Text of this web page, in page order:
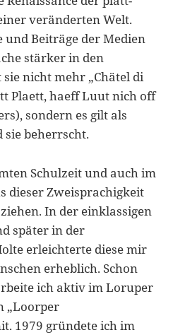
veränderten Welt.
Beiträge der Medien
stärker in den
nicht mehr „Chätel di
Plaett, haeff Luut nich off
sondern es gilt als
sie beherrscht.
Schulzeit und auch im
dieser Zweisprachigkeit
In der einklassigen
später in der
erleichterte diese mir
erheblich. Schon
ich aktiv im Loruper
„Loorper
1979 grün­dete ich im